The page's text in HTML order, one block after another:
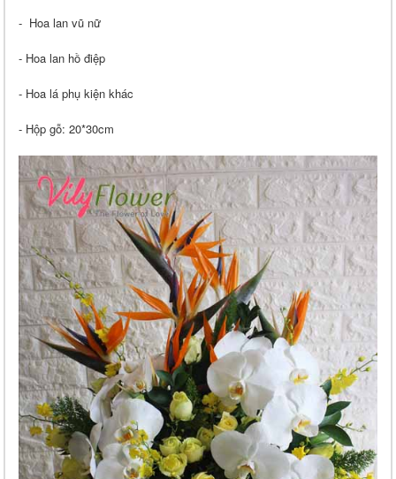
- Hoa lan vũ nữ
- Hoa lan hồ điệp
- Hoa lá phụ kiện khác
- Hộp gỗ: 20*30cm